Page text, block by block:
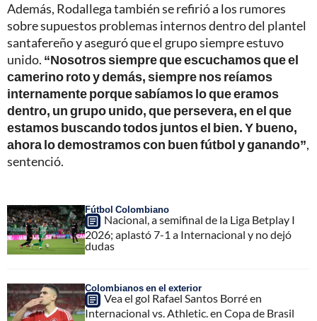
Además, Rodallega también se refirió a los rumores
sobre supuestos problemas internos dentro del plantel
santafereño y aseguró que el grupo siempre estuvo
unido. “Nosotros siempre que escuchamos que el
camerino roto y demás, siempre nos reíamos
internamente porque sabíamos lo que eramos
dentro, un grupo unido, que persevera, en el que
estamos buscando todos juntos el bien. Y bueno,
ahora lo demostramos con buen fútbol y ganando”,
sentenció.
Fútbol Colombiano
Nacional, a semifinal de la Liga Betplay I
2026; aplastó 7-1 a Internacional y no dejó
dudas
Colombianos en el exterior
Vea el gol Rafael Santos Borré en
Internacional vs. Athletic. en Copa de Brasil